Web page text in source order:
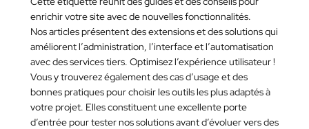
enrichir votre site avec de nouvelles fonctionnalités.
Nos articles présentent des extensions et des solutions qui
améliorent l’administration, l’interface et l’automatisation
avec des services tiers. Optimisez l’expérience utilisateur !
Vous y trouverez également des cas d’usage et des
bonnes pratiques pour choisir les outils les plus adaptés à
votre projet. Elles constituent une excellente porte
d’entrée pour tester nos solutions avant d’évoluer vers des